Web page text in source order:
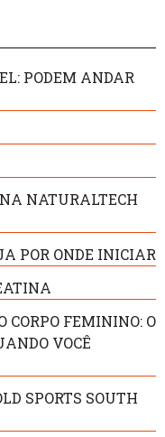
PODEM ANDAR
NATURALTECH
POR ONDE INICIAR
CORPO FEMININO: O
VOCÊ
SPORTS SOUTH